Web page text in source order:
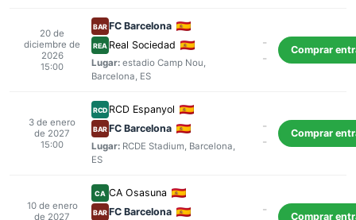
20 de
diciembre de
2026
15:00
BARFC Barcelona
REA Real Sociedad
Lugar: estadio Camp Nou,
Barcelona, ES
-
-
Comprar
3 de enero
de 2027
15:00
RCD RCD Espanyol
BARFC Barcelona
Lugar: RCDE Stadium, Barcelona,
ES
-
-
Comprar
10 de enero
de 2027
CA CA Osasuna
BARFC Barcelona
-
Comprar